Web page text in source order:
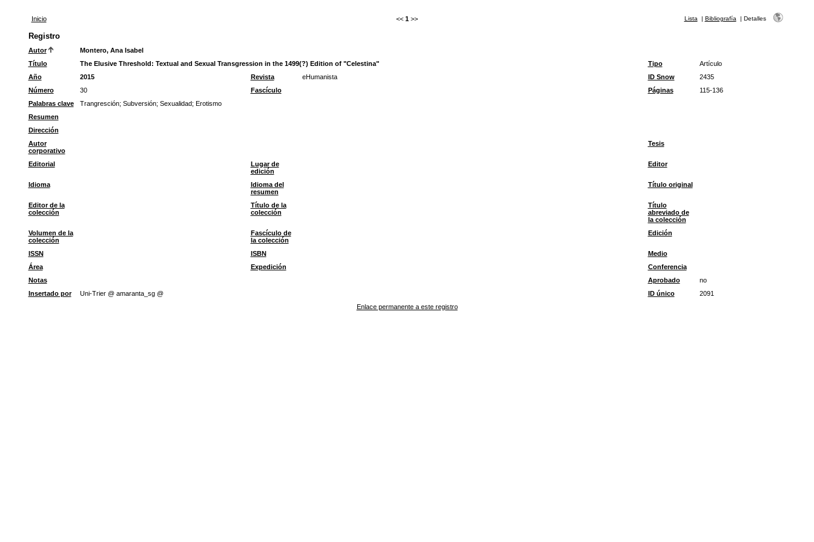
Inicio << 1 >> Lista | Bibliografía | Detalles
Registro
Autor
Montero, Ana Isabel
Título
The Elusive Threshold: Textual and Sexual Transgression in the 1499(?) Edition of "Celestina" Tipo
Artículo
Año
2015 Revista eHumanista ID Snow
2435
Número
30 Fascículo Páginas
115-136
Palabras clave
Trangresción; Subversión; Sexualidad; Erotismo
Resumen
Dirección
Autor
corporativo
Tesis
Editorial
Lugar de
edición
Editor
Idioma
Idioma del
resumen
Título original
Editor de la
colección
Título de la
colección
Título
abreviado de
la colección
Volumen de la
colección
Fascículo de
la colección
Edición
ISSN ISBN
Medio
Área
Expedición
Conferencia
Notas
Aprobado
no
Insertado por
Uni-Trier @ amaranta_sg @ ID único
2091
Enlace permanente a este registro